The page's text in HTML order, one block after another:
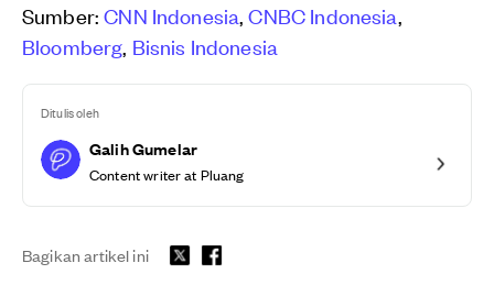
Sumber:CNN Indonesia,CNBC Indonesia,
Bloomberg, Bisnis Indonesia
Ditulis oleh
Galih Gumelar
Content writer at Pluang
Bagikan artikel ini